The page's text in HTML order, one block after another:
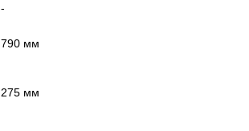
-
790 мм
275 мм